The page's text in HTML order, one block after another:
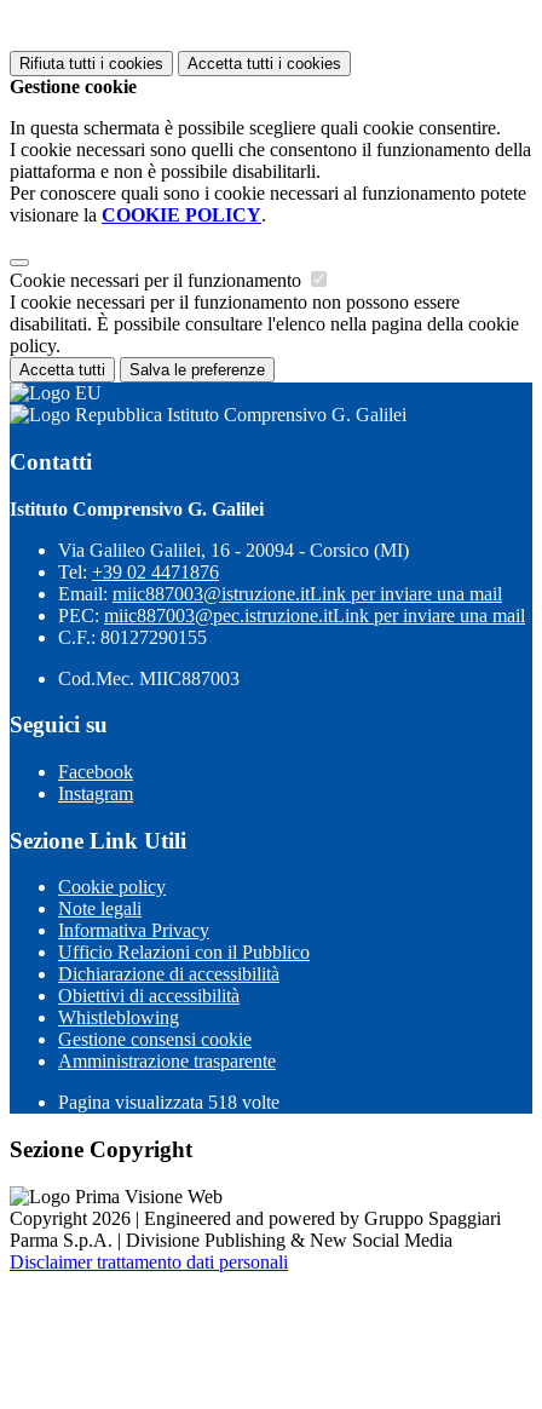
Rifiuta tutti i cookies Accetta tutti i cookies
Gestione cookie
In questa schermata è possibile scegliere quali cookie consentire.
I cookie necessari sono quelli che consentono il funzionamento della
piattaforma e non è possibile disabilitarli.
Per conoscere quali sono i cookie necessari al funzionamento potete
visionare la COOKIE POLICY.
Cookie necessari per il funzionamento
I cookie necessari per il funzionamento non possono essere
disabilitati. È possibile consultare l'elenco nella pagina della cookie
policy.
Accetta tutti Salva le preferenze
Istituto Comprensivo G. Galilei
Contatti
Istituto Comprensivo G. Galilei
Via Galileo Galilei, 16 - 20094 - Corsico (MI)
Tel: +39 02 4471876
Email: miic887003@istruzione.itLink per inviare una mail
PEC: miic887003@pec.istruzione.itLink per inviare una mail
C.F.: 80127290155
Cod.Mec. MIIC887003
Seguici su
Facebook
Instagram
Sezione Link Utili
Cookie policy
Note legali
Informativa Privacy
Ufficio Relazioni con il Pubblico
Dichiarazione di accessibilità
Obiettivi di accessibilità
Whistleblowing
Gestione consensi cookie
Amministrazione trasparente
Pagina visualizzata 518 volte
Sezione Copyright
Copyright 2026 | Engineered and powered by Gruppo Spaggiari
Parma S.p.A. | Divisione Publishing & New Social Media
Disclaimer trattamento dati personali